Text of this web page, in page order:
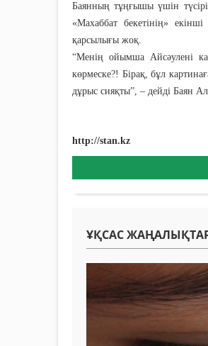
Баянның тұңғышы үшін
«Махаббат бекетінің»
қарсылығы жоқ.
“Менің ойымша Айсәулені
көрмеске?! Бірақ, бұл
дұрыс сияқты”, – дейді Баян
http://stan.kz
ҰҚСАС